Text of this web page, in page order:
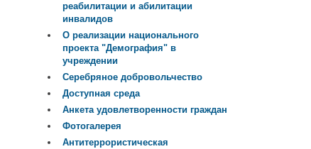
реабилитации и абилитации
инвалидов
О реализации национального
проекта "Демография" в
учреждении
Серебряное добровольчество
Доступная среда
Анкета удовлетворенности граждан
Фотогалерея
Антитеррористическая